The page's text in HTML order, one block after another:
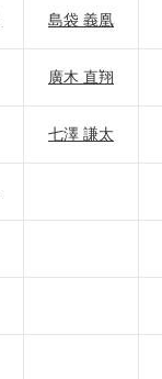
島袋 義凰
廣木 直翔
七澤 謙太